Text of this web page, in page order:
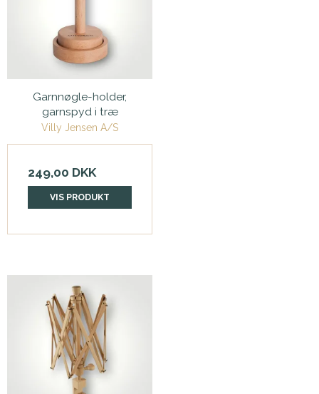
Garnnøgle-holder,
garnspyd i træ
Villy Jensen A/S
249,00 DKK
VIS PRODUKT